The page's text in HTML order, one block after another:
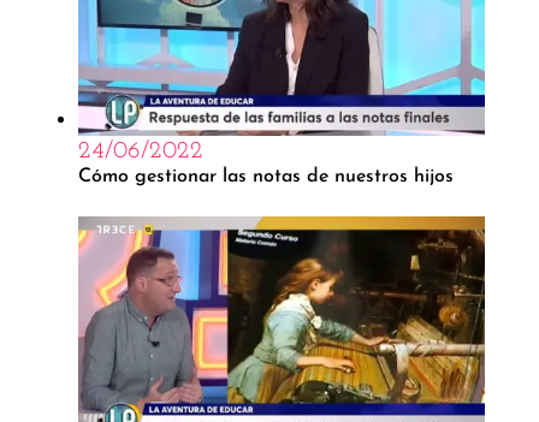
24/06/2022
Cómo gestionar las notas de nuestros hijos